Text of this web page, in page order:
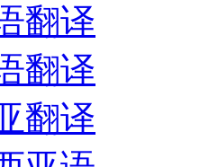
翻译
翻译
翻译